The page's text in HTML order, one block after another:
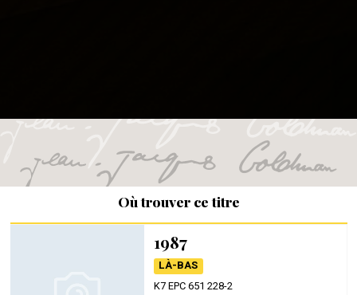
Où trouver ce titre
1987
LÀ-BAS
K7 EPC 651 228-2